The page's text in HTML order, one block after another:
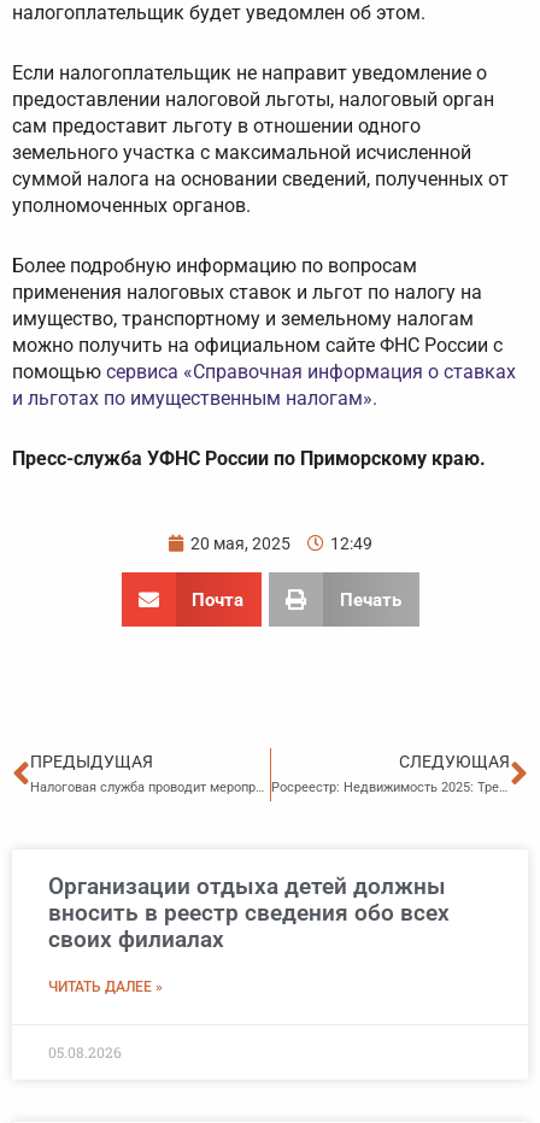
налогоплательщик будет уведомлен об этом.
Если налогоплательщик не направит уведомление о
предоставлении налоговой льготы, налоговый орган
сам предоставит льготу в отношении одного
земельного участка с максимальной исчисленной
суммой налога на основании сведений, полученных от
уполномоченных органов.
Более подробную информацию по вопросам
применения налоговых ставок и льгот по налогу на
имущество, транспортному и земельному налогам
можно получить на официальном сайте ФНС России с
помощью сервиса «Справочная информация о ставках
и льготах по имущественным налогам».
Пресс-служба УФНС России по Приморскому краю.
20 мая, 2025 12:49
Почта Печать
Пред
ПРЕДЫДУЩАЯ
Налоговая служба проводит мероприятия для повышения налоговой грамотности
СЛЕДУЮЩАЯ
Росреестр: Недвижимость 2025: Тренды и технологии для успешного бизнеса
Организации отдыха детей должны
вносить в реестр сведения обо всех
своих филиалах
ЧИТАТЬ ДАЛЕЕ »
05.08.2026